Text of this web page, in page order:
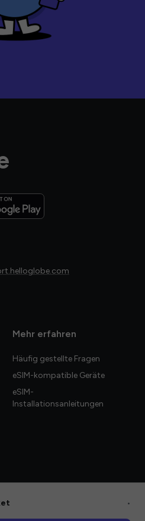
Mehr erfahren
Häufig gestellte Fragen
eSIM-kompatible Geräte
eSIM-
Installationsanleitungen
•